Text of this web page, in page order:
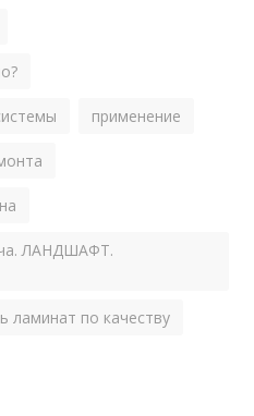
применение
ЛАНДШАФТ.
ламинат по качеству